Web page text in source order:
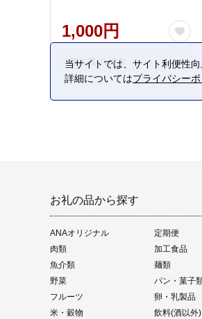
1,000円
熊本県 八代市
お礼の品から探す
ANAオリジナル 定期便
肉類
加工食品
魚介類
麺類
野菜
パン・菓子
フルーツ
卵・乳製品
米・穀物
飲料(酒以外)
当サイトでは、サイト利便性
詳細についてはプライバシー